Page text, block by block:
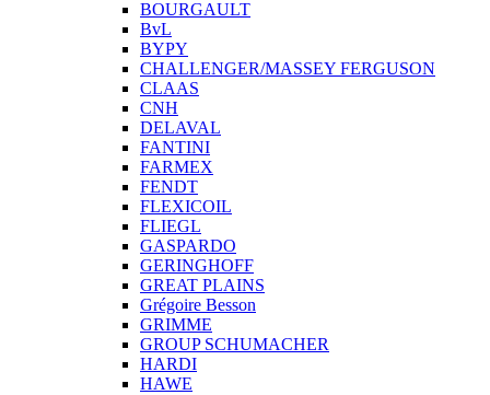
BOURGAULT
BvL
BYPY
CHALLENGER/MASSEY FERGUSON
CLAAS
CNH
DELAVAL
FANTINI
FARMEX
FENDT
FLEXICOIL
FLIEGL
GASPARDO
GERINGHOFF
GREAT PLAINS
Grégoire Besson
GRIMME
GROUP SCHUMACHER
HARDI
HAWE